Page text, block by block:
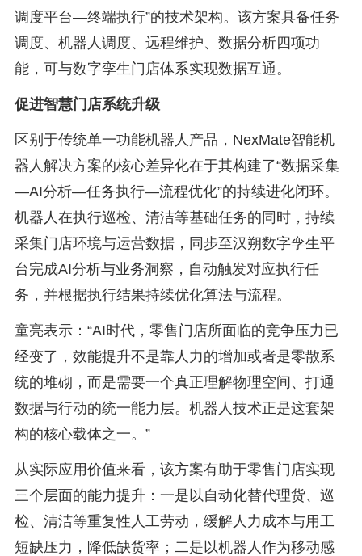
调度平台—终端执行”的技术架构。该方案具备任务
调度、机器人调度、远程维护、数据分析四项功
能，可与数字孪生门店体系实现数据互通。
促进智慧门店系统升级
区别于传统单一功能机器人产品，NexMate智能机
器人解决方案的核心差异化在于其构建了“数据采集
—AI分析—任务执行—流程优化”的持续进化闭环。
机器人在执行巡检、清洁等基础任务的同时，持续
采集门店环境与运营数据，同步至汉朔数字孪生平
台完成AI分析与业务洞察，自动触发对应执行任
务，并根据执行结果持续优化算法与流程。
童亮表示：“AI时代，零售门店所面临的竞争压力已
经变了，效能提升不是靠人力的增加或者是零散系
统的堆砌，而是需要一个真正理解物理空间、打通
数据与行动的统一能力层。机器人技术正是这套架
构的核心载体之一。”
从实际应用价值来看，该方案有助于零售门店实现
三个层面的能力提升：一是以自动化替代理货、巡
检、清洁等重复性人工劳动，缓解人力成本与用工
短缺压力，降低缺货率；二是以机器人作为移动感